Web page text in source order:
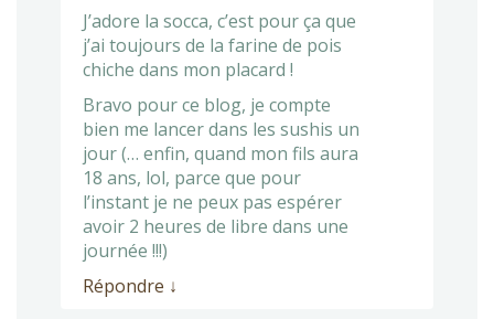
J’adore la socca, c’est pour ça que
j’ai toujours de la farine de pois
chiche dans mon placard !
Bravo pour ce blog, je compte
bien me lancer dans les sushis un
jour (… enfin, quand mon fils aura
18 ans, lol, parce que pour
l’instant je ne peux pas espérer
avoir 2 heures de libre dans une
journée !!!)
Répondre ↓